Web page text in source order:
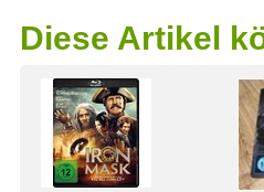
Diese Artikel